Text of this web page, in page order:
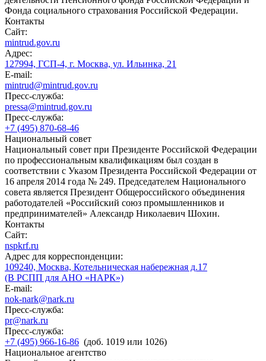
Фонда социального страхования Российской Федерации.
Контакты
Сайт:
mintrud.gov.ru
Адрес:
127994, ГСП-4, г. Москва, ул. Ильинка, 21
E-mail:
mintrud@mintrud.gov.ru
Пресс-служба:
pressa@mintrud.gov.ru
Пресс-служба:
+7 (495) 870-68-46
Национальный совет
Национальный совет при Президенте Российской Федерации
по профессиональным квалификациям был создан в
соответствии с Указом Президента Российской Федерации от
16 апреля 2014 года № 249. Председателем Национального
совета является Президент Общероссийского объединения
работодателей «Российский союз промышленников и
предпринимателей» Александр Николаевич Шохин.
Контакты
Сайт:
nspkrf.ru
Адрес для корреспонденции:
109240, Москва, Котельническая набережная д.17
(В РСПП для АНО «НАРК»)
E-mail:
nok-nark@nark.ru
Пресс-служба:
pr@nark.ru
Пресс-служба:
+7 (495) 966-16-86 (доб. 1019 или 1026)
Национальное агентство